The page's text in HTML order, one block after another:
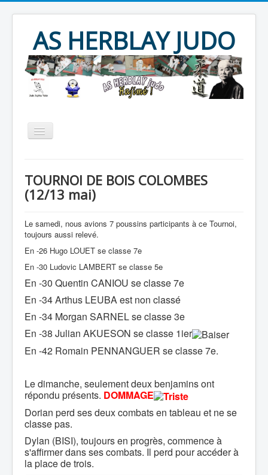
AS HERBLAY JUDO
JUDO
JU JITSU
TAÏSO
Produits divers
Contact
TOURNOI DE BOIS COLOMBES
(12/13 mai)
Le samedi, nous avions 7 poussins participants à ce Tournoi,
toujours aussi relevé.
En -26 Hugo LOUET se classe 7e
En -30 Ludovic LAMBERT se classe 5e
En -30 Quentin CANIOU se classe 7e
En -34 Arthus LEUBA est non classé
En -34 Morgan SARNEL se classe 3e
En -38 Julian AKUESON se classe 1ier
En -42 Romain PENNANGUER se classe 7e.
Le dimanche, seulement deux benjamins ont
répondu présents. DOMMAGE
Dorian perd ses deux combats en tableau et ne se
classe pas.
Dylan (BISI), toujours en progrès, commence à
s'affirmer dans ses combats. Il perd pour accéder à
la place de trois.